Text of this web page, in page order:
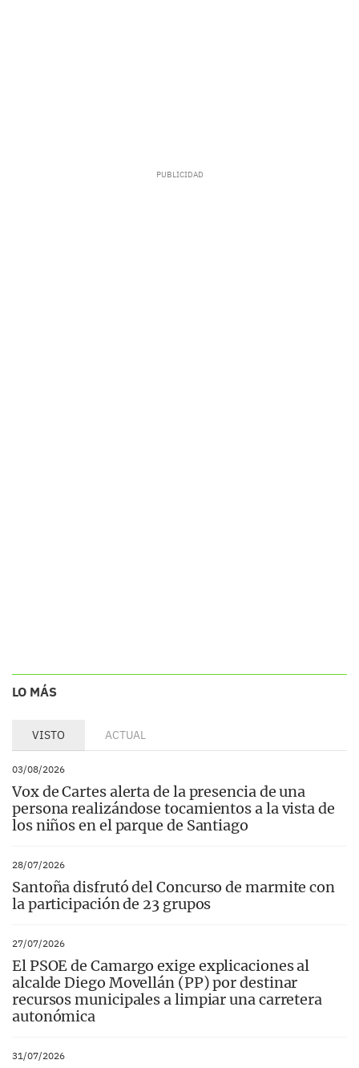
LO MÁS
VISTO ACTUAL
03/08/2026
Vox de Cartes alerta de la presencia de una
persona realizándose tocamientos a la vista de
los niños en el parque de Santiago
28/07/2026
Santoña disfrutó del Concurso de marmite con
la participación de 23 grupos
27/07/2026
El PSOE de Camargo exige explicaciones al
alcalde Diego Movellán (PP) por destinar
recursos municipales a limpiar una carretera
autonómica
31/07/2026